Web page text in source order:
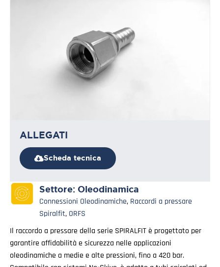
ALLEGATI
Scheda tecnica
Settore: Oleodinamica
Connessioni Oleodinamiche, Raccordi a pressare
Spiralfit, ORFS
Il raccordo a pressare della serie SPIRALFIT è progettato per
garantire affidabilità e sicurezza nelle applicazioni
oleodinamiche a medie e alte pressioni, fino a 420 bar.